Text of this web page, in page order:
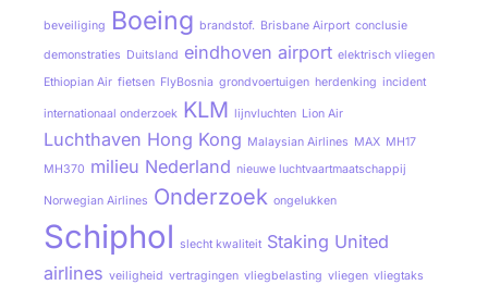
beveiliging Boeing brandstof. Brisbane Airport conclusie
demonstraties Duitsland eindhoven airport elektrisch vliegen
Ethiopian Air fietsen FlyBosnia grondvoertuigen herdenking incident
internationaal onderzoek KLM lijnvluchten Lion Air
Luchthaven Hong Kong Malaysian Airlines MAX MH17
MH370 milieu Nederland nieuwe luchtvaartmaatschappij
Norwegian Airlines Onderzoek ongelukken
Schiphol slecht kwaliteit Staking United
airlines veiligheid vertragingen vliegbelasting vliegen vliegtaks